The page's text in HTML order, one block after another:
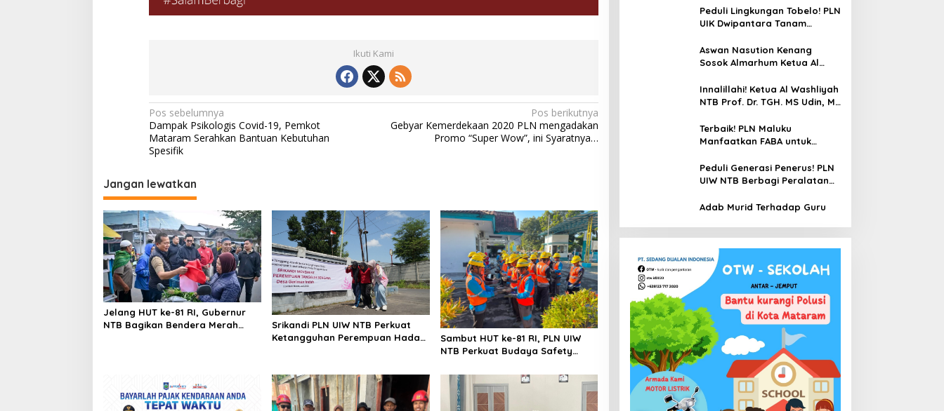
Ikuti Kami
Navigasi
pos
Pos sebelumnya
Dampak Psikologis Covid-19, Pemkot
Mataram Serahkan Bantuan Kebutuhan
Spesifik
Pos berikutnya
Gebyar Kemerdekaan 2020 PLN mengadakan
Promo “Super Wow”, ini Syaratnya…
Jangan lewatkan
Jelang HUT ke-81 RI, Gubernur
NTB Bagikan Bendera Merah
Srikandi PLN UIW NTB Perkuat
Ketangguhan Perempuan Hadapi
Sambut HUT ke-81 RI, PLN UIW
NTB Perkuat Budaya Safety
di NTB
Peduli Lingkungan Tobelo! PLN
UIK Dwipantara Tanam
Mamoa Hingga Lepas Tukik
Aswan Nasution Kenang
Sosok Almarhum Ketua Al
MS Udin, MA
Innalillahi! Ketua Al Washliyah
NTB Prof. Dr. TGH. MS Udin, MA
Terbaik! PLN Maluku
Manfaatkan FABA untuk
Tidore
Peduli Generasi Penerus! PLN
UIW NTB Berbagi Peralatan
Adab Murid Terhadap Guru